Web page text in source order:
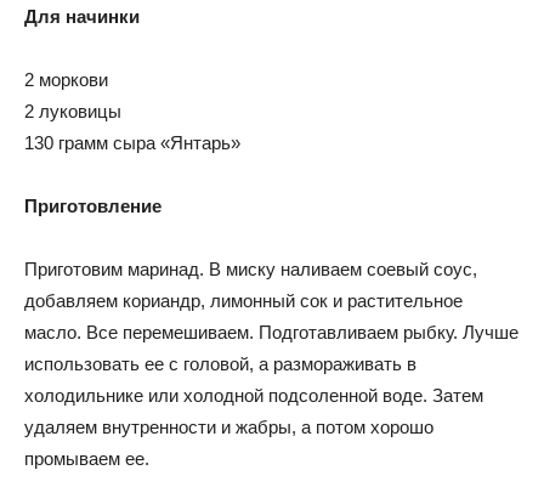
Для начинки
2 моркови
2 луковицы
130 грамм сыра «Янтарь»
Приготовление
Приготовим маринад. В миску наливаем соевый соус,
добавляем кориандр, лимонный сок и растительное
масло. Все перемешиваем. Подготавливаем рыбку. Лучше
использовать ее с головой, а размораживать в
холодильнике или холодной подсоленной воде. Затем
удаляем внутренности и жабры, а потом хорошо
промываем ее.